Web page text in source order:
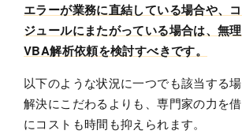
エラーが業務に直結している場合や、
ジュールにまたがっている場合は、無
VBA解析依頼を検討すべきです。
以下のような状況に一つでも該当する
解決にこだわるよりも、専門家の力を
にコストも時間も抑えられます。